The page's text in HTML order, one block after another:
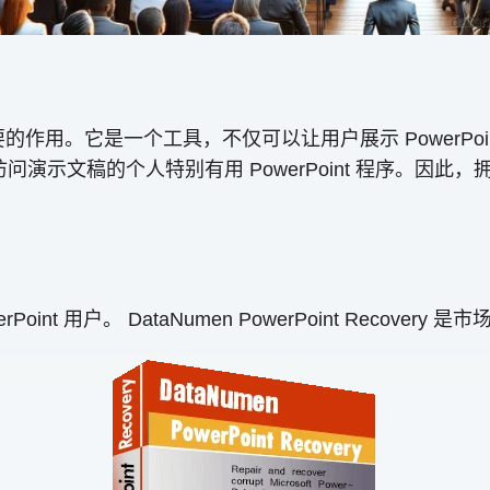
作用。它是一个工具，不仅可以让用户展示
演示文稿的个人特别有用 PowerPoint 程序。因此，
用户。 DataNumen PowerPoint Recovery 是市